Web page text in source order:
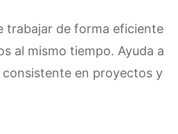
trabajar de forma eficiente
al mismo tiempo. Ayuda a
en proyectos y